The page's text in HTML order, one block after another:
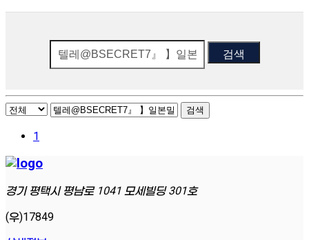
검색
검색
1
경기 평택시 평남로 1041 모세빌딩 301호
(우)17849